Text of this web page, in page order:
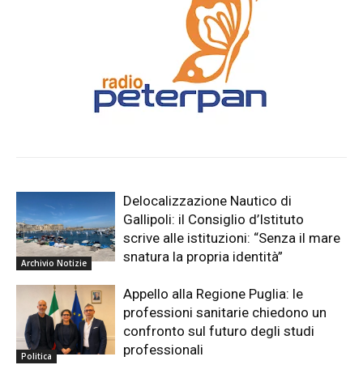
Archivio Notizie
Delocalizzazione Nautico di
Gallipoli: il Consiglio d’Istituto
scrive alle istituzioni: “Senza il mare
snatura la propria identità”
Politica
Appello alla Regione Puglia: le
professioni sanitarie chiedono un
confronto sul futuro degli studi
professionali